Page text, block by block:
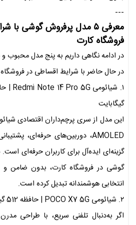
---
معرفی ۵ مدل پرفروش گوشی
فروشگاه کارت
در ادامه نگاهی داریم به پنج مدل
در حال حاضر با شرایط اقساطی در
گیگابایت
این مدل از سری پرچم‌داران اقتصادی
گزینه‌ای ایده‌آل برای کاربران حرفه‌ای
گوشی در فروشگاه کارت، بدون ضامن و
انتخابی هوشمندانه تبدیل کرده است.
۲. شیائومی POCO X7 5G | حافظه 512 گیگابایت | رم 12 گیگابایت
اگر به‌دنبال تلفنی سریع، با طراحی